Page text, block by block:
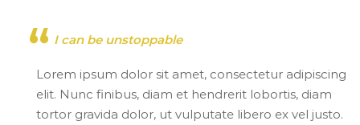
I can be unstoppable
Lorem ipsum dolor sit amet, consectetur adipiscing
elit. Nunc finibus, diam et hendrerit lobortis, diam
tortor gravida dolor, ut vulputate libero ex vel justo.